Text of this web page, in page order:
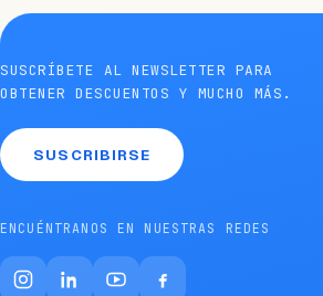
SUSCRÍBETE AL NEWSLETTER PARA
OBTENER DESCUENTOS Y MUCHO MÁS.
SUSCRIBIRSE
ENCUÉNTRANOS EN NUESTRAS REDES